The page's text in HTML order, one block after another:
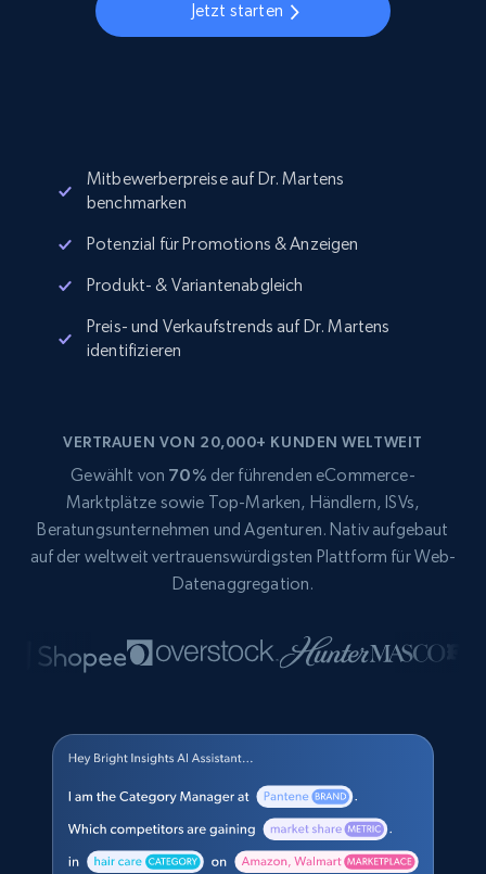
Jetzt starten
Mitbewerberpreise auf Dr. Martens
benchmarken
Potenzial für Promotions & Anzeigen
Produkt- & Variantenabgleich
Preis- und Verkaufstrends auf Dr. Martens
identifizieren
VERTRAUEN VON 20,000+ KUNDEN WELTWEIT
Gewählt von 70% der führenden eCommerce-
Marktplätze sowie Top-Marken, Händlern, ISVs,
Beratungsunternehmen und Agenturen. Nativ aufgebaut
auf der weltweit vertrauenswürdigsten Plattform für Web-
Datenaggregation.